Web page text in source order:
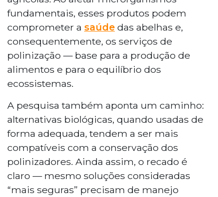
fundamentais, esses produtos podem
comprometer a saúde das abelhas e,
consequentemente, os serviços de
polinização — base para a produção de
alimentos e para o equilíbrio dos
ecossistemas.
A pesquisa também aponta um caminho:
alternativas biológicas, quando usadas de
forma adequada, tendem a ser mais
compatíveis com a conservação dos
polinizadores. Ainda assim, o recado é
claro — mesmo soluções consideradas
“mais seguras” precisam de manejo